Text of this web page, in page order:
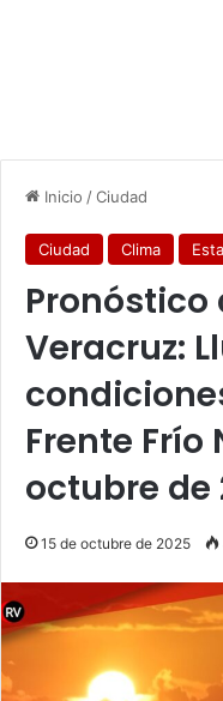
Inicio /Ciudad
Ciudad Clima
Pronóstico
Veracruz:
Frente Frío
octubre de
15 de octubre de 2025